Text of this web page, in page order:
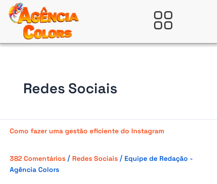
para
conteúdo
Verificada por
Redes Sociais
Como fazer uma gestão eficiente do Instagram
382 Comentários / Redes Sociais / Equipe de Redação -
Agência Colors
fazer
gestão
eficiente